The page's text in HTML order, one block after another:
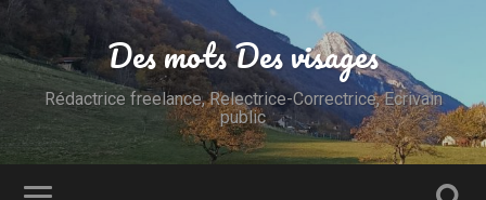
Des mots Des visages
Rédactrice freelance, Relectrice-Correctrice, Ecrivain
public